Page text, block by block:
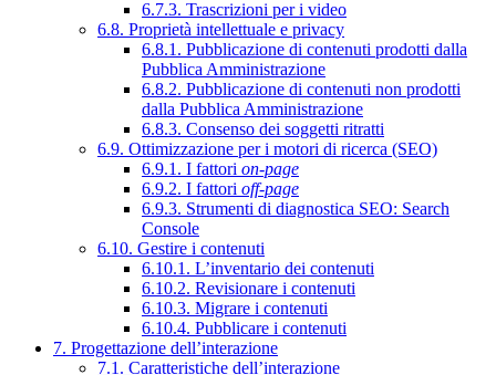
6.7.3. Trascrizioni per i video
6.8. Proprietà intellettuale e privacy
6.8.1. Pubblicazione di contenuti prodotti dalla
Pubblica Amministrazione
6.8.2. Pubblicazione di contenuti non prodotti
dalla Pubblica Amministrazione
6.8.3. Consenso dei soggetti ritratti
6.9. Ottimizzazione per i motori di ricerca (SEO)
6.9.1. I fattori on-page
6.9.2. I fattori off-page
6.9.3. Strumenti di diagnostica SEO: Search
Console
6.10. Gestire i contenuti
6.10.1. L’inventario dei contenuti
6.10.2. Revisionare i contenuti
6.10.3. Migrare i contenuti
6.10.4. Pubblicare i contenuti
7. Progettazione dell’interazione
7.1. Caratteristiche dell’interazione